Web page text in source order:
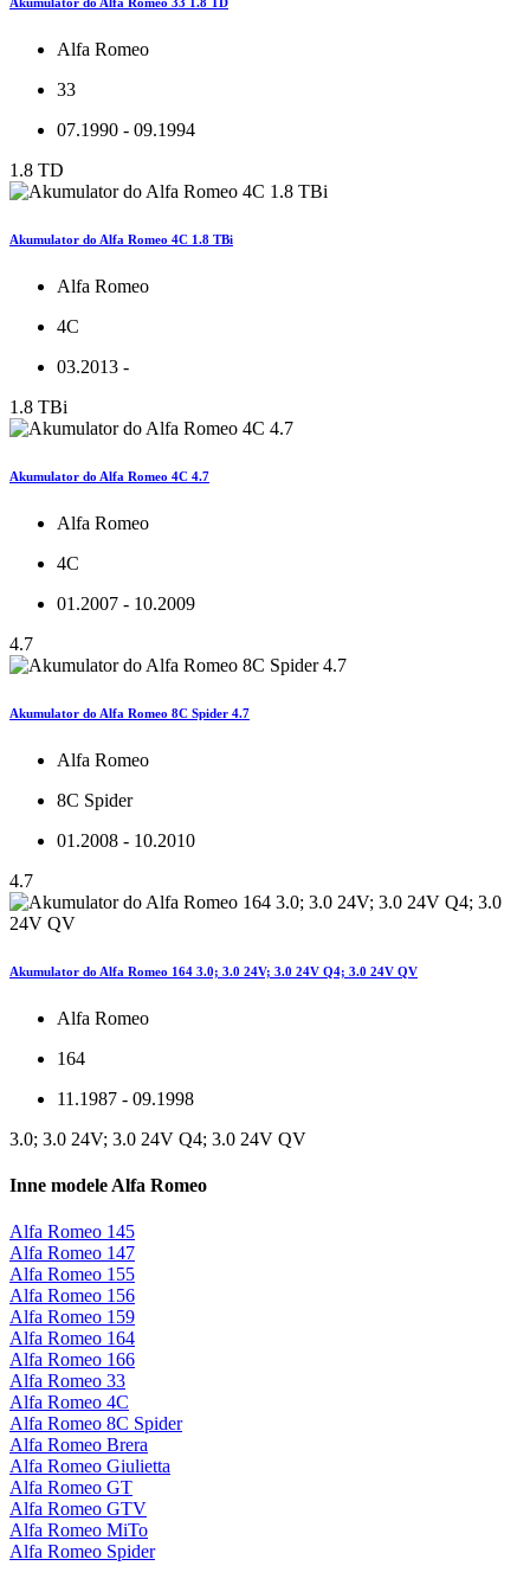
Alfa Romeo
33
07.1990 - 09.1994
1.8 TD
Akumulator do Alfa Romeo 4C 1.8 TBi
Alfa Romeo
4C
03.2013 -
1.8 TBi
Akumulator do Alfa Romeo 4C 4.7
Alfa Romeo
4C
01.2007 - 10.2009
4.7
Akumulator do Alfa Romeo 8C Spider 4.7
Alfa Romeo
8C Spider
01.2008 - 10.2010
4.7
Akumulator do Alfa Romeo 164 3.0; 3.0 24V; 3.0 24V Q4; 3.0 24V QV
Alfa Romeo
164
11.1987 - 09.1998
3.0; 3.0 24V; 3.0 24V Q4; 3.0 24V QV
Inne modele Alfa Romeo
Alfa Romeo 145
Alfa Romeo 147
Alfa Romeo 155
Alfa Romeo 156
Alfa Romeo 159
Alfa Romeo 164
Alfa Romeo 166
Alfa Romeo 33
Alfa Romeo 4C
Alfa Romeo 8C Spider
Alfa Romeo Brera
Alfa Romeo Giulietta
Alfa Romeo GT
Alfa Romeo GTV
Alfa Romeo MiTo
Alfa Romeo Spider